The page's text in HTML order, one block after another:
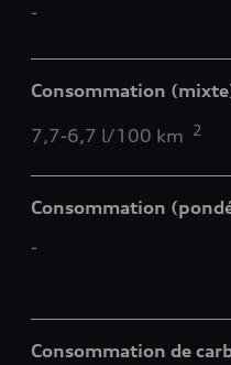
-
Consommation
7,7-6,7 l/100 km 2
Consommation
-
Consommation de